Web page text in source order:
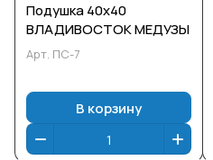
Подушка 40х40
ВЛАДИВОСТОК МЕДУЗЫ
Арт. ПС-7
В корзину